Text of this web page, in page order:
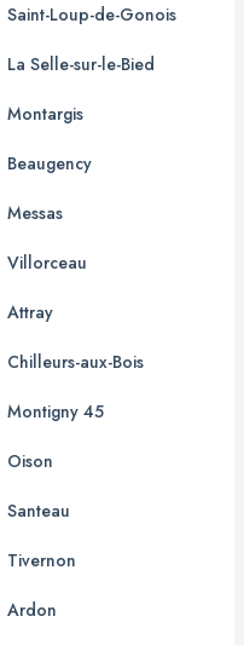
Saint-Loup-de-Gonois
La Selle-sur-le-Bied
Montargis
Beaugency
Messas
Villorceau
Attray
Chilleurs-aux-Bois
Montigny 45
Oison
Santeau
Tivernon
Ardon